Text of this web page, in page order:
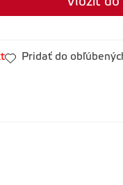
Pridať do